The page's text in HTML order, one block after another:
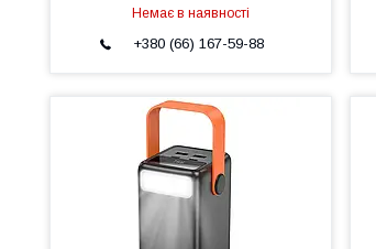
Немає в наявності
+380 (66) 167-59-88